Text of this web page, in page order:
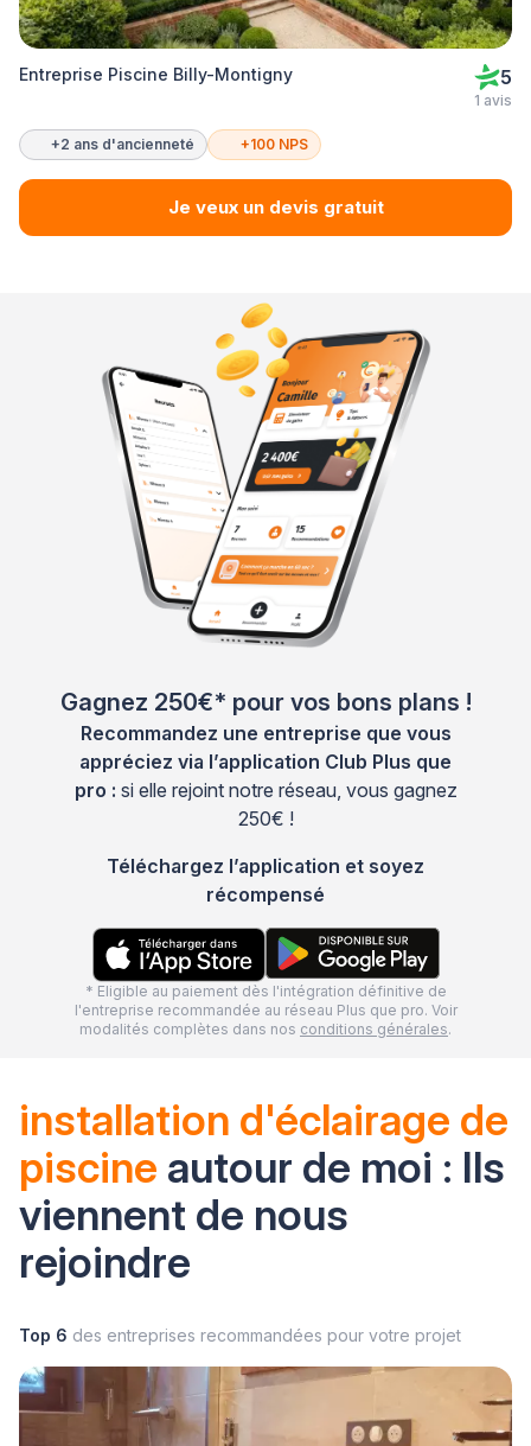
Entreprise Piscine Billy-Montigny 5
1 avis
+2 ans d'ancienneté +100 NPS
Je veux un devis gratuit
Gagnez 250€* pour vos bons plans !
Recommandez une entreprise que vous
appréciez via l’application Club Plus que
pro : si elle rejoint notre réseau, vous gagnez
250€ !
Téléchargez l’application et soyez
récompensé
* Eligible au paiement dès l'intégration définitive de
l'entreprise recommandée au réseau Plus que pro. Voir
modalités complètes dans nos conditions générales.
installation d'éclairage de
piscine autour de moi : Ils
viennent de nous
rejoindre
Top 6 des entreprises recommandées pour votre projet